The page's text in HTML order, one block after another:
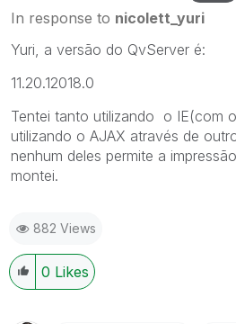
In response to nicolett_yuri
Yuri, a versão do QvServer é:
11.20.12018.0
Tentei tanto utilizando o IE(com
utilizando o AJAX através de
nenhum deles permite a
montei.
882 Views
0 Likes